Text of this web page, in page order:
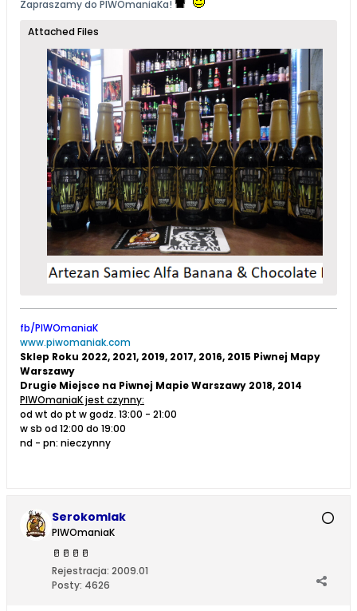
Zapraszamy do PIWOmaniaKa!
Attached Files
fb/PIWOmaniaK
www.piwomaniak.com
Sklep Roku 2022, 2021, 2019, 2017, 2016, 2015 Piwnej Mapy
Warszawy
Drugie Miejsce na Piwnej Mapie Warszawy 2018, 2014
PIWOmaniaK jest czynny:
od wt do pt w godz. 13:00 - 21:00
w sb od 12:00 do 19:00
nd - pn: nieczynny
Serokomlak
PIWOmaniaK
🥛 🥛 🥛 🥛
Rejestracja: 2009.01
Posty: 4626